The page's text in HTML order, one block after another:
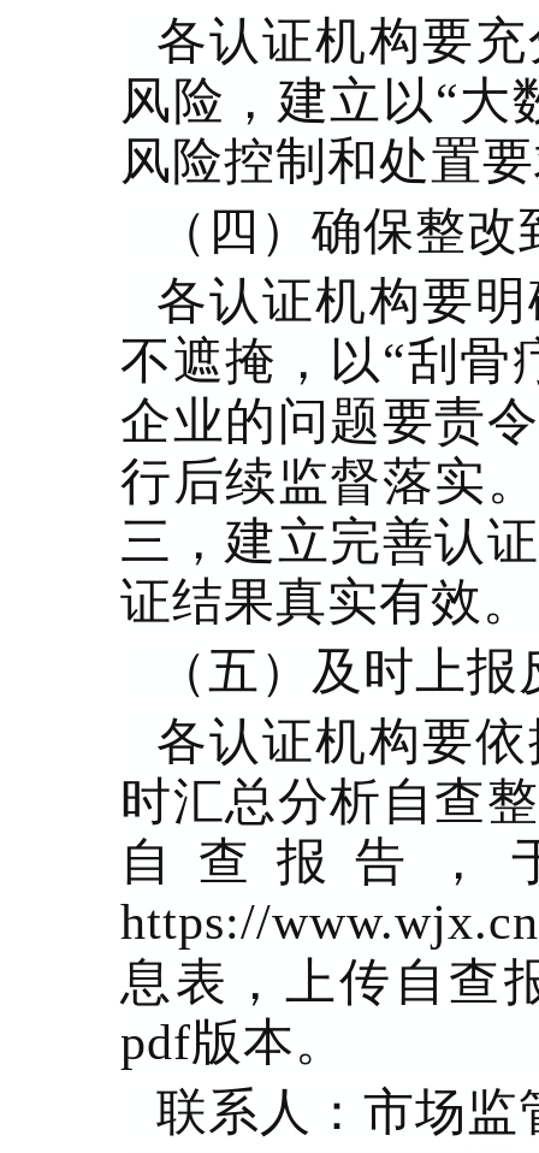
各认证机构要
风险，建立以“大
风险控制和处置
（四）确保整改
各认证机构要
不遮掩，以“刮骨
企业的问题要责
行后续监督落实
三，建立完善认
证结果真实有效。
（五）及时上报
各认证机构要
时汇总分析自查
自查报告，
https://
息表，上传自查
pdf版本。
联系人：市场监